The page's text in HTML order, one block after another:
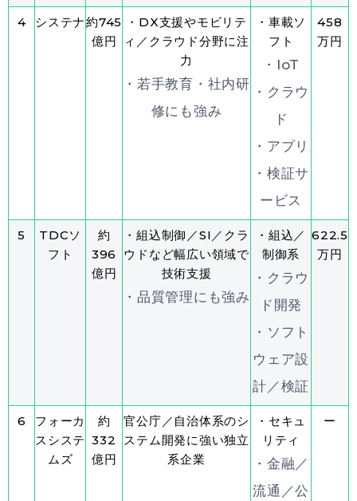
4 システナ約745
億円
・DX支援やモビリテ
ィ／クラウド分野に注
力
・若手教育・社内研
修にも強み
・車載ソ
フト
・IoT
・クラウ
ド
・アプリ
・検証サ
ービス
458
万円
5
TDCソ
フト
約
396
億円
・組込制御／SI／クラ
ウドなど幅広い領域で
技術支援
・品質管理にも強み
・組込／
制御系
・クラウ
ド開発
・ソフト
ウェア設
計／検証
622.5
万円
6
フォーカ
スシステ
ムズ
約
332
億円
官公庁／自治体系のシ
ステム開発に強い独立
系企業
・セキュ
リティ
・金融／
流通／公
ー